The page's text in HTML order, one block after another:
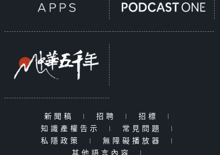
新聞稿 | 招聘 | 招標
|
知識產權告示
| 常見問題
|
私隱政策
| 無障礙播放器
|
其他語言內容
|